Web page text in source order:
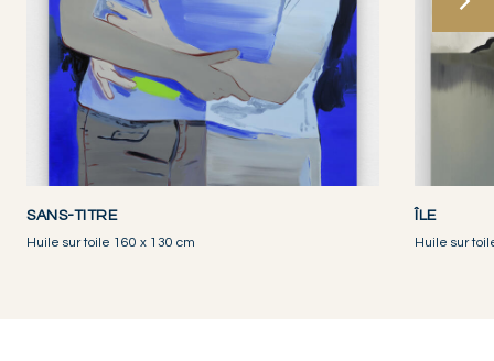
SANS-TITRE
Huile sur toile 160 x 130 cm
ÎLE
Huile sur